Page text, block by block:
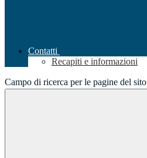
Contatti
Recapiti e informazioni
Campo di ricerca per le pagine del sito